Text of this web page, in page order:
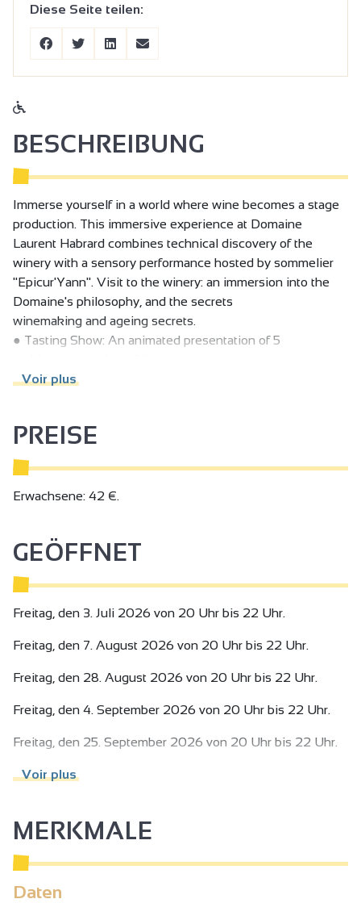
Diese Seite teilen:
BESCHREIBUNG
Immerse yourself in a world where wine becomes a stage
production. This immersive experience at Domaine
Laurent Habrard combines technical discovery of the
winery with a sensory performance hosted by sommelier
"Epicur'Yann". Visit to the winery: an immersion into the
Domaine's philosophy, and the secrets
winemaking and ageing secrets.
● Tasting Show: An animated presentation of 5
of the moment (served in 5 cl doses):
○ 1 Crozes-Hermitage Rouge.
○ 1 Saint-Joseph Rouge.
○ 1 Crozes-Hermitage Rouge "Tête de cuvée".
connoisseur, an occasional wine buff or a complete novice,
No technical speeches or academic lessons - just laughter,
discovery and sharing!
Voir plus
PREISE
Erwachsene: 42 €.
GEÖFFNET
Freitag, den 3. Juli 2026 von 20 Uhr bis 22 Uhr.
Freitag, den 7. August 2026 von 20 Uhr bis 22 Uhr.
Freitag, den 28. August 2026 von 20 Uhr bis 22 Uhr.
Freitag, den 4. September 2026 von 20 Uhr bis 22 Uhr.
Freitag, den 25. September 2026 von 20 Uhr bis 22 Uhr.
Freitag, den 9. Oktober 2026 von 20 Uhr bis 22 Uhr.
Voir plus
MERKMALE
Daten